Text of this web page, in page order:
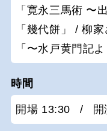
「寛永三馬術 〜
「幾代餅」 / 柳
「〜水戸黄門記
時間
開場 13:30 /